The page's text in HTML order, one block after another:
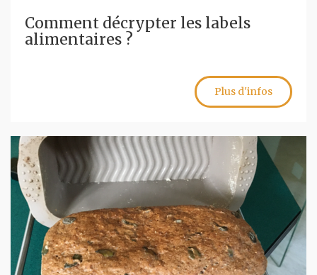
Comment décrypter les labels
alimentaires ?
Plus d'infos